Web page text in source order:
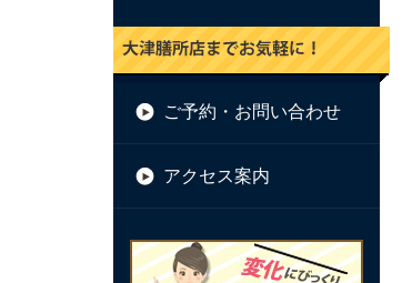
ご予約・お問い合わせ
アクセス案内